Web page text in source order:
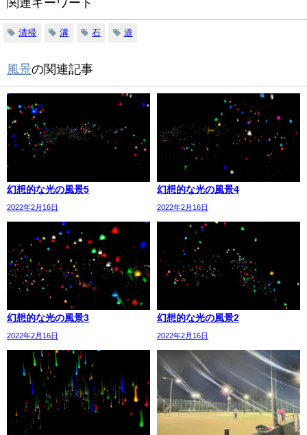
関連キーワード
清掃 溝 石 道
風景の関連記事
幻想的な光の風景5
2022年2月16日
幻想的な光の風景4
2022年2月16日
幻想的な光の風景3
2022年2月16日
幻想的な光の風景2
2022年2月16日